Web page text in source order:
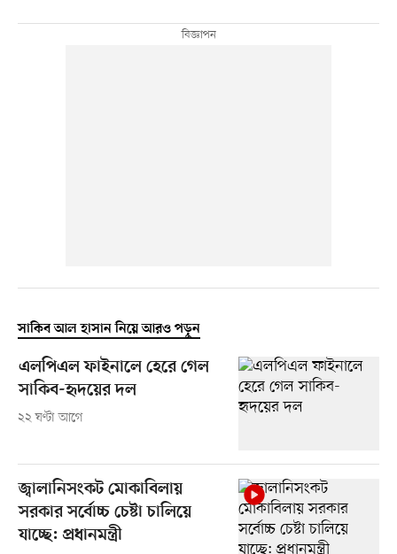
সাকিব আল হাসান নিয়ে আরও পড়ুন
এলপিএল ফাইনালে হেরে গেল
সাকিব-হৃদয়ের দল
২২ ঘণ্টা আগে
জ্বালানিসংকট মোকাবিলায়
সরকার সর্বোচ্চ চেষ্টা চালিয়ে
যাচ্ছে: প্রধানমন্ত্রী